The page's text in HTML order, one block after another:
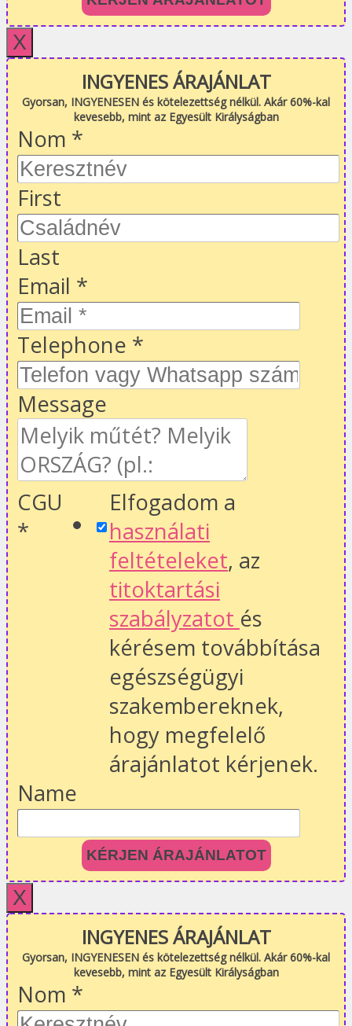
X
INGYENES ÁRAJÁNLAT
Gyorsan, INGYENESEN és kötelezettség nélkül. Akár 60%-kal
kevesebb, mint az Egyesült Királyságban
Nom *
First
Last
Email *
Telephone *
Message
CGU
*
Elfogadom a
használati
feltételeket, az
titoktartási
szabályzatot és
kérésem továbbítása
egészségügyi
szakembereknek,
hogy megfelelő
árajánlatot kérjenek.
Name
KÉRJEN ÁRAJÁNLATOT
X
INGYENES ÁRAJÁNLAT
Gyorsan, INGYENESEN és kötelezettség nélkül. Akár 60%-kal
kevesebb, mint az Egyesült Királyságban
Nom *